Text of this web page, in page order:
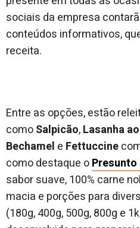
sociais da empresa
conteúdos informativos,
receita.
Entre as opções, estão
comoSalpicão,Lasanha
Bechamel e Fettuccine
como destaque o
sabor suave, 100% carne
macia e porções para
(180g, 400g, 500g, 800g e